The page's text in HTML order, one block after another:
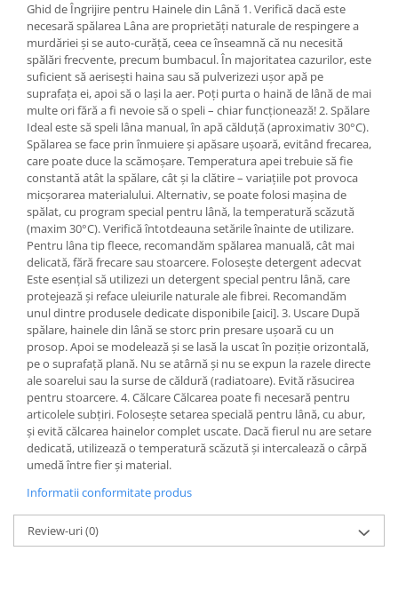
Ghid de Îngrijire pentru Hainele din Lână 1. Verifică dacă este
necesară spălarea Lâna are proprietăți naturale de respingere a
murdăriei și se auto-curăță, ceea ce înseamnă că nu necesită
spălări frecvente, precum bumbacul. În majoritatea cazurilor, este
suficient să aerisești haina sau să pulverizezi ușor apă pe
suprafața ei, apoi să o lași la aer. Poți purta o haină de lână de mai
multe ori fără a fi nevoie să o speli – chiar funcționează! 2. Spălare
Ideal este să speli lâna manual, în apă călduță (aproximativ 30°C).
Spălarea se face prin înmuiere și apăsare ușoară, evitând frecarea,
care poate duce la scămoșare. Temperatura apei trebuie să fie
constantă atât la spălare, cât și la clătire – variațiile pot provoca
micșorarea materialului. Alternativ, se poate folosi mașina de
spălat, cu program special pentru lână, la temperatură scăzută
(maxim 30°C). Verifică întotdeauna setările înainte de utilizare.
Pentru lâna tip fleece, recomandăm spălarea manuală, cât mai
delicată, fără frecare sau stoarcere. Folosește detergent adecvat
Este esențial să utilizezi un detergent special pentru lână, care
protejează și reface uleiurile naturale ale fibrei. Recomandăm
unul dintre produsele dedicate disponibile [aici]. 3. Uscare După
spălare, hainele din lână se storc prin presare ușoară cu un
prosop. Apoi se modelează și se lasă la uscat în poziție orizontală,
pe o suprafață plană. Nu se atârnă și nu se expun la razele directe
ale soarelui sau la surse de căldură (radiatoare). Evită răsucirea
pentru stoarcere. 4. Călcare Călcarea poate fi necesară pentru
articolele subțiri. Folosește setarea specială pentru lână, cu abur,
și evită călcarea hainelor complet uscate. Dacă fierul nu are setare
dedicată, utilizează o temperatură scăzută și intercalează o cârpă
umedă între fier și material.
Informatii conformitate produs
Review-uri(0)